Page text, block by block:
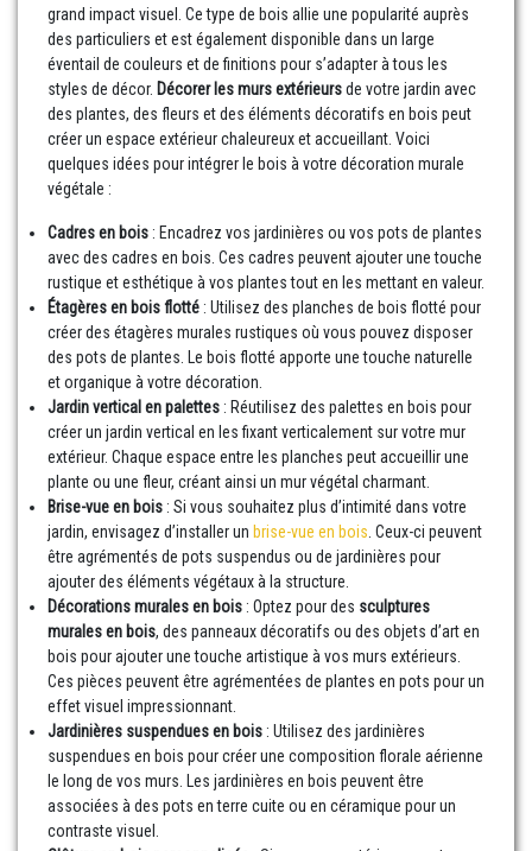
grand impact visuel. Ce type de bois allie une popularité auprès
des particuliers et est également disponible dans un large
éventail de couleurs et de finitions pour s’adapter à tous les
styles de décor. Décorer les murs extérieursde votre jardin avec
des plantes, des fleurs et des éléments décoratifs en bois peut
créer un espace extérieur chaleureux et accueillant. Voici
quelques idées pour intégrer le bois à votre décoration murale
végétale :
Cadres en bois : Encadrez vos jardinières ou vos pots de plantes
avec des cadres en bois. Ces cadres peuvent ajouter une touche
rustique et esthétique à vos plantes tout en les mettant en valeur.
Étagères en bois flotté : Utilisez des planches de bois flotté pour
créer des étagères murales rustiques où vous pouvez disposer
des pots de plantes. Le bois flotté apporte une touche naturelle
et organique à votre décoration.
Jardin vertical en palettes : Réutilisez des palettes en bois pour
créer un jardin vertical en les fixant verticalement sur votre mur
extérieur. Chaque espace entre les planches peut accueillir une
plante ou une fleur, créant ainsi un mur végétal charmant.
Brise-vue en bois : Si vous souhaitez plus d’intimité dans votre
jardin, envisagez d’installer un brise-vue en bois . Ceux-ci peuvent
être agrémentés de pots suspendus ou de jardinières pour
ajouter des éléments végétaux à la structure.
Décorations murales en bois : Optez pour des sculptures
murales en bois, des panneaux décoratifs ou des objets d’art en
bois pour ajouter une touche artistique à vos murs extérieurs.
Ces pièces peuvent être agrémentées de plantes en pots pour un
effet visuel impressionnant.
Jardinières suspendues en bois : Utilisez des jardinières
suspendues en bois pour créer une composition florale aérienne
le long de vos murs. Les jardinières en bois peuvent être
associées à des pots en terre cuite ou en céramique pour un
contraste visuel.